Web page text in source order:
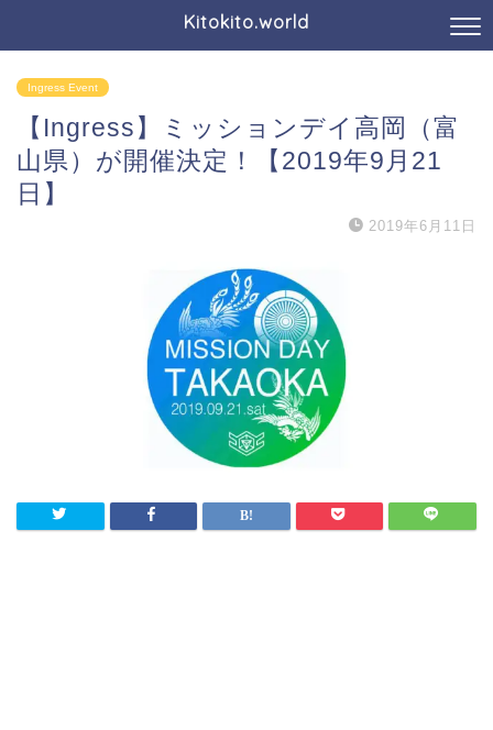
Kitokito.world
Ingress Event
【Ingress】ミッションデイ高岡（富
山県）が開催決定！【2019年9月21
日】
2019年6月11日